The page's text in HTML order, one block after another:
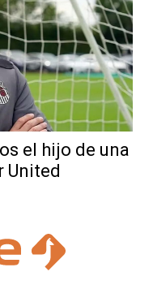
el hijo de una
United